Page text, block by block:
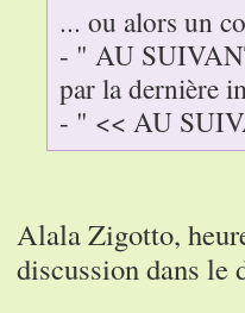
... ou alors un
- " AU
par la dernière
- " << AU
Alala Zigotto,
discussion dans le